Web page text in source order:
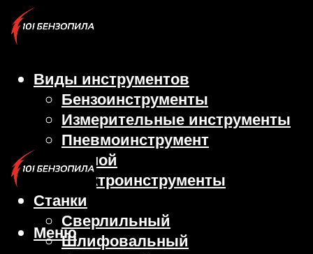
Виды инструментов
Бензоинструменты
Измерительные инструменты
Пневмоинструмент
Ручной
Электроинструменты
Станки
Сверлильный
Шлифовальный
Меню